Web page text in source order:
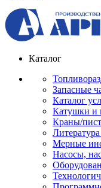
Каталог
Запасные
Каталог
Катушки и
Краны/
Мерные
Насосы,